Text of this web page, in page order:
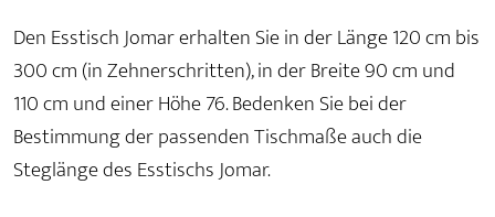
Den Esstisch Jomar erhalten Sie in der Länge 120 cm bis
300 cm (in Zehnerschritten), in der Breite 90 cm und
110 cm und einer Höhe 76. Bedenken Sie bei der
Bestimmung der passenden Tischmaße auch die
Steglänge des Esstischs Jomar.